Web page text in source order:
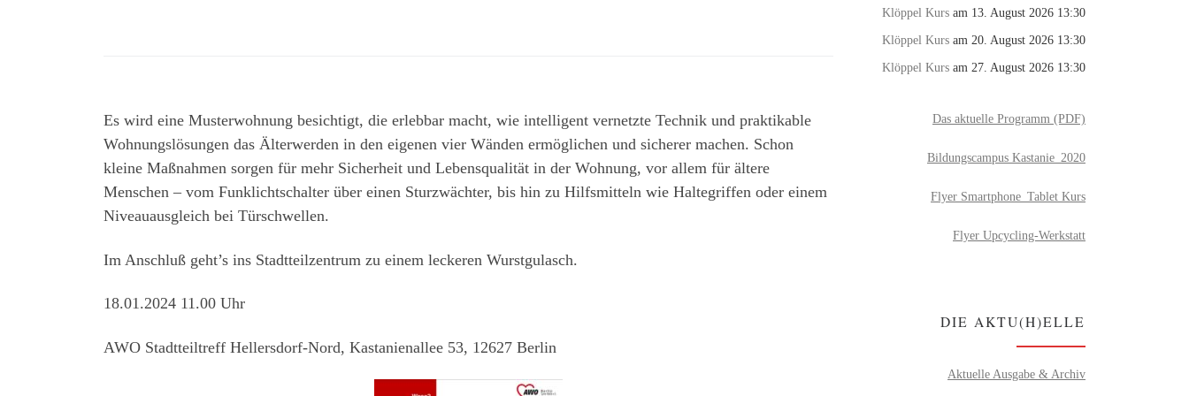
Es wird eine Musterwohnung besichtigt, die erlebbar macht, wie intelligent vernetzte Technik und praktikable
Wohnungslösungen das Älterwerden in den eigenen vier Wänden ermöglichen und sicherer machen. Schon
kleine Maßnahmen sorgen für mehr Sicherheit und Lebensqualität in der Wohnung, vor allem für ältere
Menschen – vom Funklichtschalter über einen Sturzwächter, bis hin zu Hilfsmitteln wie Haltegriffen oder einem
Niveauausgleich bei Türschwellen.
Im Anschluß geht’s ins Stadtteilzentrum zu einem leckeren Wurstgulasch.
18.01.2024 11.00 Uhr
AWO Stadtteiltreff Hellersdorf-Nord, Kastanienallee 53, 12627 Berlin
Klöppel Kurs am 13. August 2026 13:30
Klöppel Kurs am 20. August 2026 13:30
Klöppel Kurs am 27. August 2026 13:30
Das aktuelle Programm (PDF)
Bildungscampus Kastanie_2020
Flyer Smartphone_Tablet Kurs
Flyer Upcycling-Werkstatt
DIE AKTU(H)ELLE
Aktuelle Ausgabe & Archiv